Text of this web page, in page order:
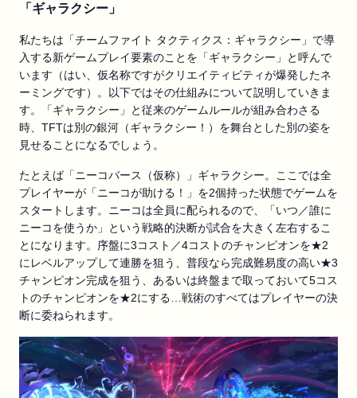
「ギャラクシー」
私たちは「チームファイト タクティクス：ギャラクシー」で導
入する新ゲームプレイ要素のことを「ギャラクシー」と呼んで
います（はい、仮名称ですがクリエイティビティが爆発したネ
ーミングです）。以下ではその仕組みについて説明していきま
す。「ギャラクシー」と従来のゲームルールが組み合わさる
時、TFTは別の銀河（ギャラクシー！）を舞台とした別の姿を
見せることになるでしょう。
たとえば「ニーコバース（仮称）」ギャラクシー。ここでは全
プレイヤーが「ニーコが助ける！」を2個持った状態でゲームを
スタートします。ニーコは全員に配られるので、「いつ／誰に
ニーコを使うか」という戦略的決断が試合を大きく左右するこ
とになります。序盤に3コスト／4コストのチャンピオンを★2
にレベルアップして連勝を狙う、普段なら完成難易度の高い★3
チャンピオン完成を狙う、あるいは終盤まで取っておいて5コス
トのチャンピオンを★2にする…戦術のすべてはプレイヤーの決
断に委ねられます。